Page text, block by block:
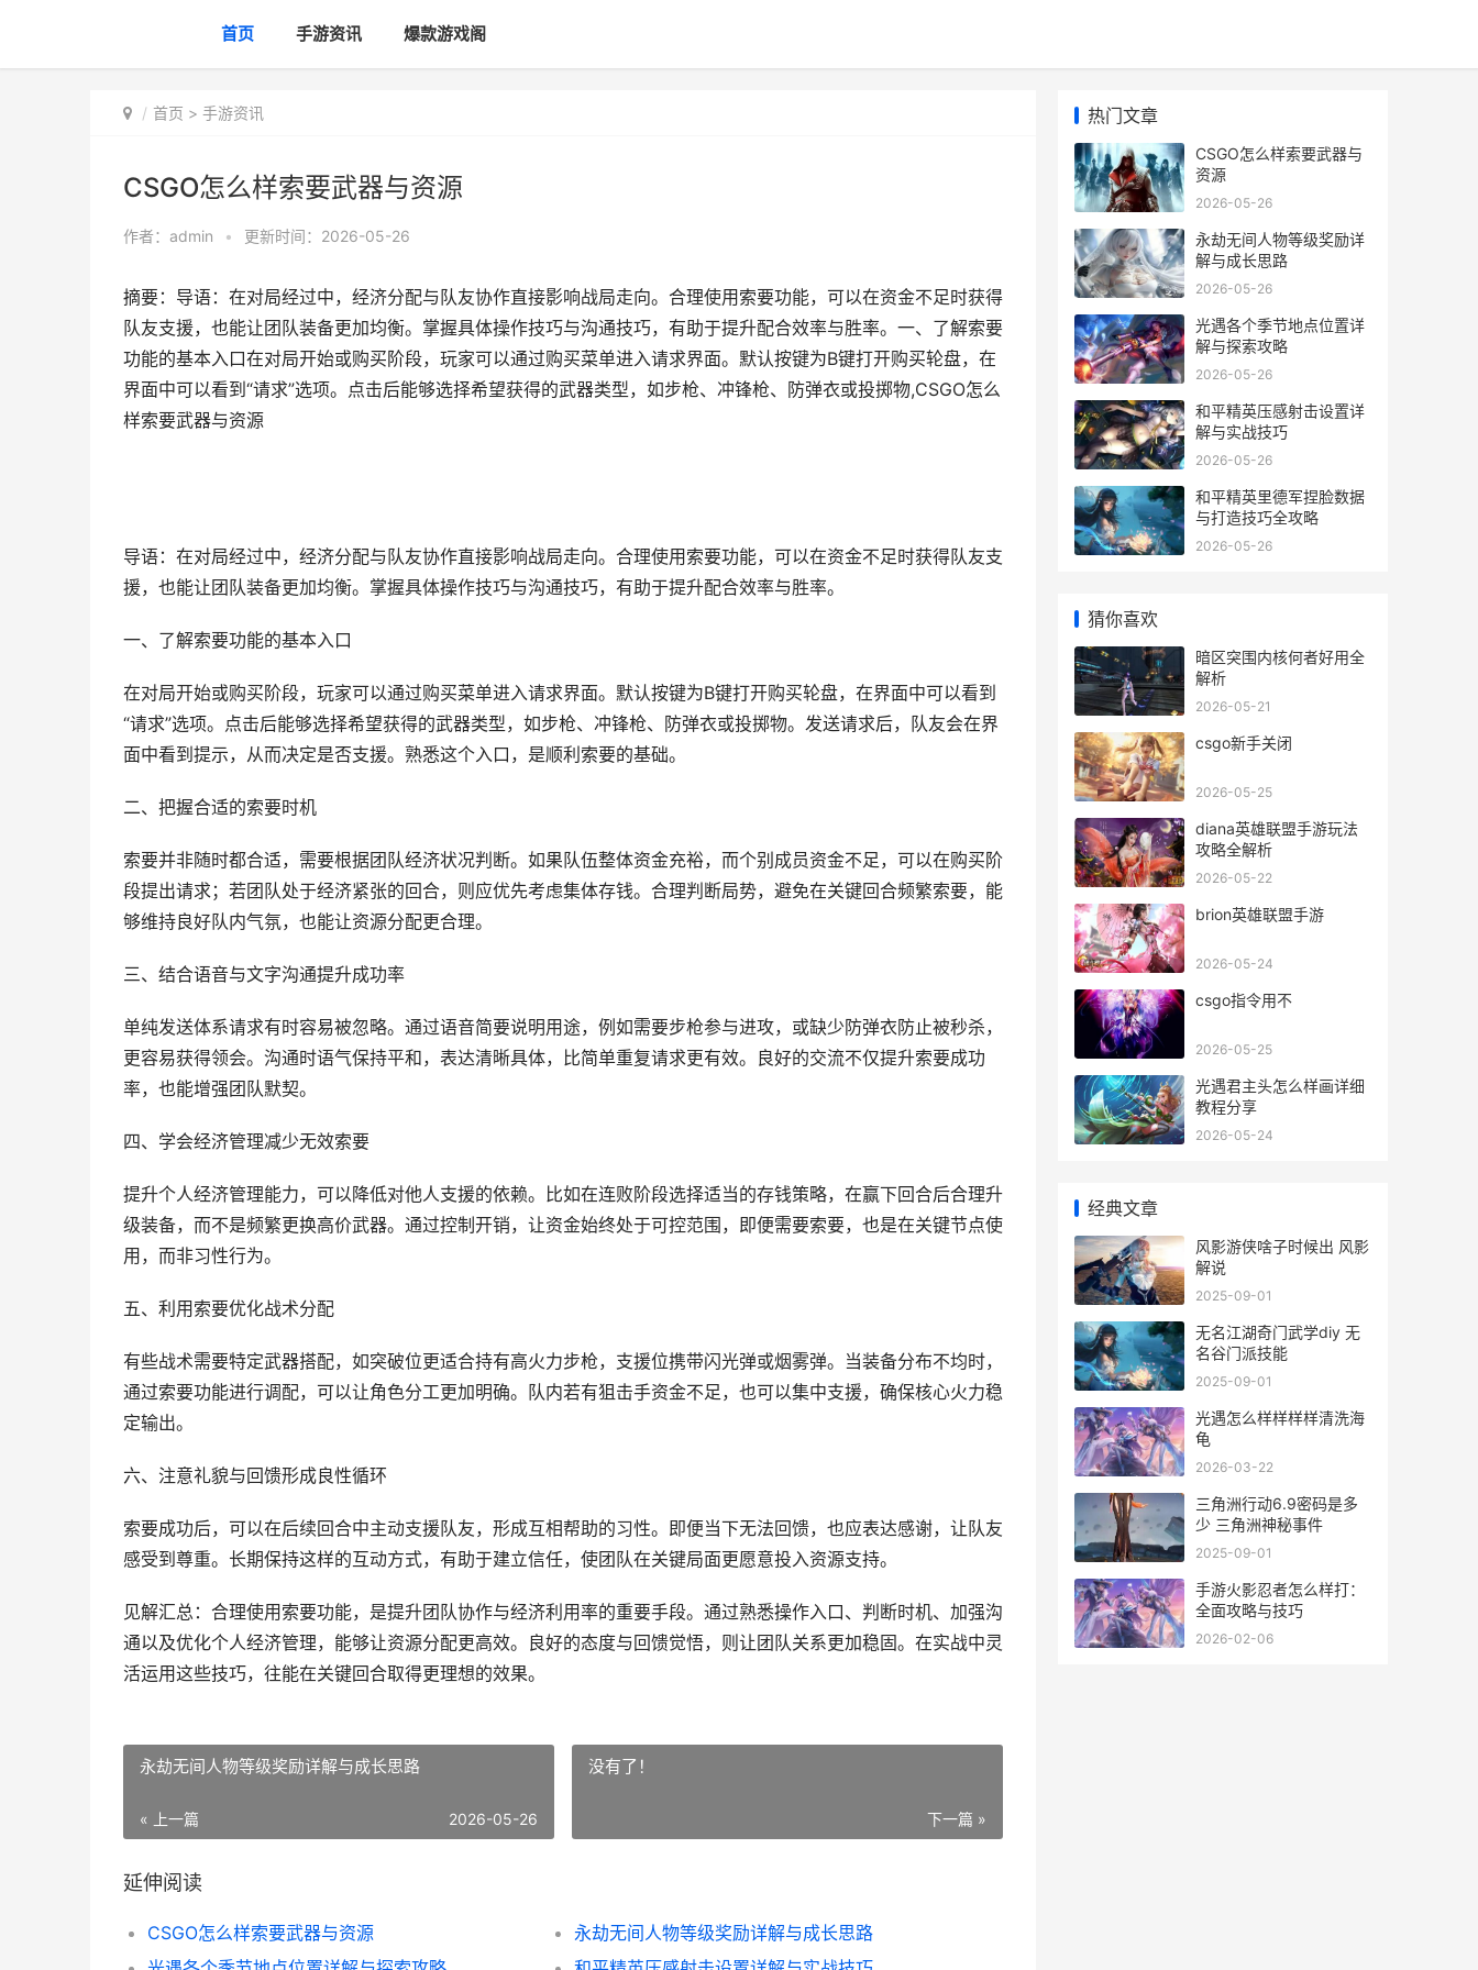
首页 手游资讯 爆款游戏阁
首页 > 手游资讯
CSGO怎么样索要武器与资源
作者： admin • 更新时间：2026-05-26
摘要：导语：在对局经过中，经济分配与队友协作直接影响战局走向。合理使用索要功能，可以在资金不足时获得
队友支援，也能让团队装备更加均衡。掌握具体操作技巧与沟通技巧，有助于提升配合效率与胜率。一、了解索要
功能的基本入口在对局开始或购买阶段，玩家可以通过购买菜单进入请求界面。默认按键为B键打开购买轮盘，在
界面中可以看到“请求”选项。点击后能够选择希望获得的武器类型，如步枪、冲锋枪、防弹衣或投掷物,CSGO怎么
样索要武器与资源
导语：在对局经过中，经济分配与队友协作直接影响战局走向。合理使用索要功能，可以在资金不足时获得队友支
援，也能让团队装备更加均衡。掌握具体操作技巧与沟通技巧，有助于提升配合效率与胜率。
一、了解索要功能的基本入口
在对局开始或购买阶段，玩家可以通过购买菜单进入请求界面。默认按键为B键打开购买轮盘，在界面中可以看到
“请求”选项。点击后能够选择希望获得的武器类型，如步枪、冲锋枪、防弹衣或投掷物。发送请求后，队友会在界
面中看到提示，从而决定是否支援。熟悉这个入口，是顺利索要的基础。
二、把握合适的索要时机
索要并非随时都合适，需要根据团队经济状况判断。如果队伍整体资金充裕，而个别成员资金不足，可以在购买阶
段提出请求；若团队处于经济紧张的回合，则应优先考虑集体存钱。合理判断局势，避免在关键回合频繁索要，能
够维持良好队内气氛，也能让资源分配更合理。
三、结合语音与文字沟通提升成功率
单纯发送体系请求有时容易被忽略。通过语音简要说明用途，例如需要步枪参与进攻，或缺少防弹衣防止被秒杀，
更容易获得领会。沟通时语气保持平和，表达清晰具体，比简单重复请求更有效。良好的交流不仅提升索要成功
率，也能增强团队默契。
四、学会经济管理减少无效索要
提升个人经济管理能力，可以降低对他人支援的依赖。比如在连败阶段选择适当的存钱策略，在赢下回合后合理升
级装备，而不是频繁更换高价武器。通过控制开销，让资金始终处于可控范围，即便需要索要，也是在关键节点使
用，而非习性行为。
五、利用索要优化战术分配
有些战术需要特定武器搭配，如突破位更适合持有高火力步枪，支援位携带闪光弹或烟雾弹。当装备分布不均时，
通过索要功能进行调配，可以让角色分工更加明确。队内若有狙击手资金不足，也可以集中支援，确保核心火力稳
定输出。
六、注意礼貌与回馈形成良性循环
索要成功后，可以在后续回合中主动支援队友，形成互相帮助的习性。即便当下无法回馈，也应表达感谢，让队友
感受到尊重。长期保持这样的互动方式，有助于建立信任，使团队在关键局面更愿意投入资源支持。
见解汇总：合理使用索要功能，是提升团队协作与经济利用率的重要手段。通过熟悉操作入口、判断时机、加强沟
通以及优化个人经济管理，能够让资源分配更高效。良好的态度与回馈觉悟，则让团队关系更加稳固。在实战中灵
活运用这些技巧，往能在关键回合取得更理想的效果。
永劫无间人物等级奖励详解与成长思路
« 上一篇 2026-05-26
没有了！
下一篇 »
延伸阅读
CSGO怎么样索要武器与资源
永劫无间人物等级奖励详解与成长思路
热门文章
CSGO怎么样索要武器与
资源
2026-05-26
永劫无间人物等级奖励详
解与成长思路
2026-05-26
光遇各个季节地点位置详
解与探索攻略
2026-05-26
和平精英压感射击设置详
解与实战技巧
2026-05-26
和平精英里德军捏脸数据
与打造技巧全攻略
2026-05-26
猜你喜欢
暗区突围内核何者好用全
解析
2026-05-21
csgo新手关闭
2026-05-25
diana英雄联盟手游玩法
攻略全解析
2026-05-22
brion英雄联盟手游
2026-05-24
csgo指令用不
2026-05-25
光遇君主头怎么样画详细
教程分享
2026-05-24
经典文章
风影游侠啥子时候出 风影
解说
2025-09-01
无名江湖奇门武学diy 无
名谷门派技能
2025-09-01
光遇怎么样样样样清洗海
龟
2026-03-22
三角洲行动6.9密码是多
少 三角洲神秘事件
2025-09-01
手游火影忍者怎么样打：
全面攻略与技巧
2026-02-06